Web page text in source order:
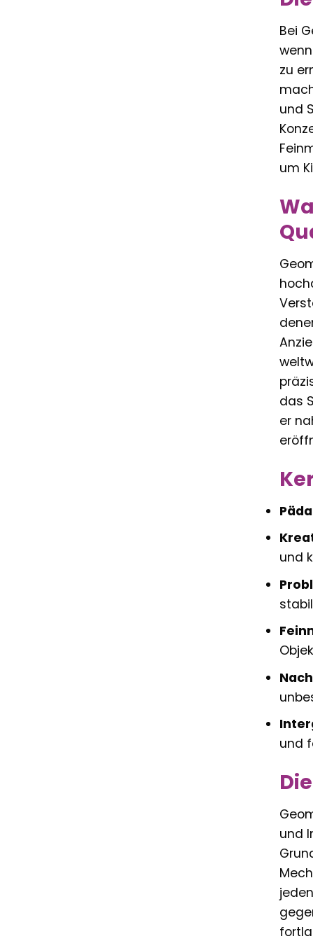
Bei
zu
und
um
das
er
und
und
und